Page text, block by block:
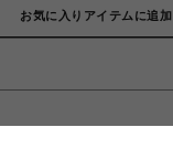
お気に入りアイテムに追加